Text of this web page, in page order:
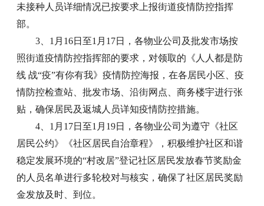
未接种人员详细情况已按要求上报街道疫情防控指挥
部。
3、1月16日至1月17日，各物业公司及批发市场按
照街道疫情防控指挥部的要求，对领取的《人人都是防
线 战“疫”有你有我》疫情防控海报，在各居民小区、疫
情防控检查站、批发市场、沿街网点、商务楼宇进行张
贴，确保居民及返城人员详知疫情防控措施。
4、1月17日至1月19日，各物业公司为遵守《社区
居民公约》《社区居民自治章程》，积极维护社区和谐
稳定发展环境的“村改居”登记社区居民发放春节奖励金
的人员名单进行多轮校对与核实，确保了社区居民奖励
金发放及时、到位。